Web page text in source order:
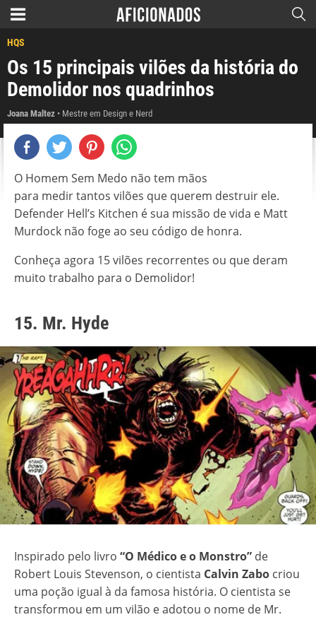
HQS
Os 15 principais vilões da história do
Demolidor nos quadrinhos
Joana Maltez Mestre em Design e Nerd
O Homem Sem Medo não tem mãos
para medir tantos vilões que querem destruir ele.
Defender Hell’s Kitchen é sua missão de vida e Matt
Murdock não foge ao seu código de honra.
Conheça agora 15 vilões recorrentes ou que deram
muito trabalho para o Demolidor!
15. Mr. Hyde
Inspirado pelo livro “O Médico e o Monstro” de
Robert Louis Stevenson, o cientista Calvin Zabo criou
uma poção igual à da famosa história. O cientista se
transformou em um vilão e adotou o nome de Mr.